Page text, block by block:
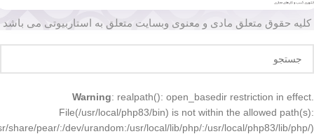
کلیه حقوق متعلق مادی و معنوی وبسایت متعلق به استاربیوتی می باشد
Warning: realpath(): open_basedir restriction in effect.
File(/usr/local/php83/bin) is not within the allowed path(s):
share/pear/:/dev/urandom:/usr/local/lib/php/:/usr/local/php83/lib/php/)